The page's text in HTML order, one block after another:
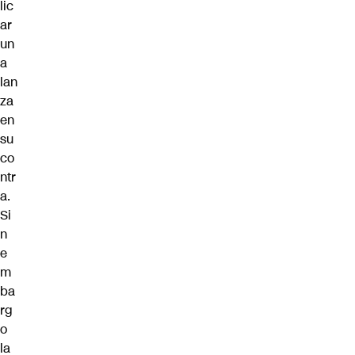
lic
ar
un
a
lan
za
en
su
co
ntr
a.
Si
n
e
m
ba
rg
o
la